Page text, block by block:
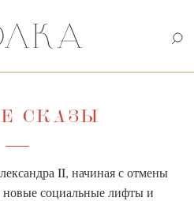
СКАЗЫ
II, начиная с отмены
новые социальные лифты и